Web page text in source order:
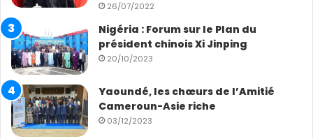
26/07/2022
Nigéria : Forum sur le Plan du
président chinois Xi Jinping
20/10/2023
Yaoundé, les chœurs de l’Amitié
Cameroun-Asie riche
03/12/2023